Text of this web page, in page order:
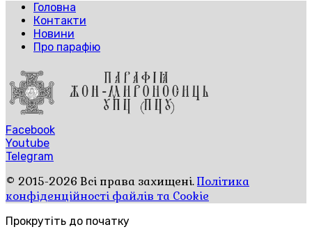
Головна
Контакти
Новини
Про парафію
Facebook
Youtube
Telegram
© 2015-2026 Всі права захищені.Політика
конфіденційності файлів та Cookie
Прокрутіть до початку